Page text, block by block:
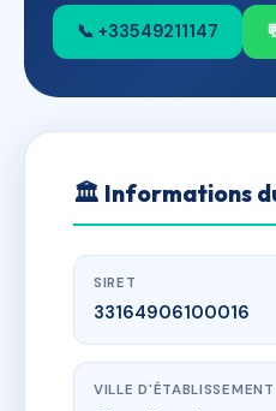
📞 +33549211147
🏛 Informations
SIRET
33164906100016
VILLE D'ÉTABLISSEMENT